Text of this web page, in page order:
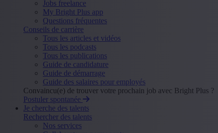
Jobs freelance
My Bright Plus app
Questions fréquentes
Conseils de carrière
Tous les articles et vidéos
Tous les podcasts
Tous les publications
Guide de candidature
Guide de démarrage
Guide des salaires pour employés
Convaincu(e) de trouver votre prochain job avec Bright Plus ?
Postuler spontanée
Je cherche des talents
Rechercher des talents
Nos services